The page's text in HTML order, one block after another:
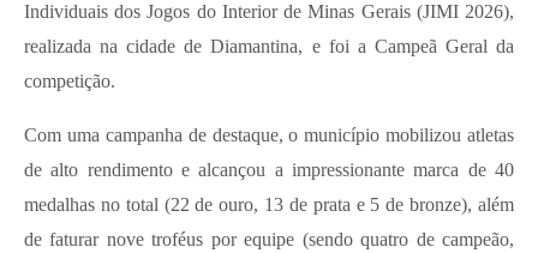
Emprega Barbacena
Plano Municipal de Saneamento Básico
Regularização de bairros
Individuais dos Jogos do Interior de Minas Gerais (JIMI 2026),
realizada na cidade de Diamantina, e foi a Campeã Geral da
competição.
Com uma campanha de destaque, o município mobilizou atletas
de alto rendimento e alcançou a impressionante marca de 40
medalhas no total (22 de ouro, 13 de prata e 5 de bronze), além
de faturar nove troféus por equipe (sendo quatro de campeão,